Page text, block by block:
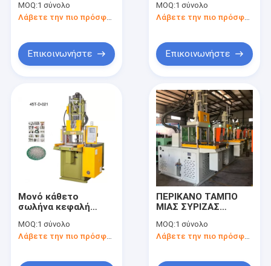
Τυποποίησης
Ενέσιμης
MOQ:1 σύνολο
Λάβετε την πιο πρόσφατη τιμή
Επικοινωνήστε
MOQ:1 σύνολο
Επικοινωνήστε
Μονό κάθετο
σωλήνα κεφαλή
έγχυσης πλήρης
αυτόματη μηχανή
MOQ:1 σύνολο
Λάβετε την πιο πρόσφατη τιμή
ΠΕΡΙΚΑΝΟ ΤΑΜΠΟ
ΜΙΑΣ ΣΥΡΙΖΑΣ
αέρα Μηχανή
Σχηματισμού
MOQ:1 σύνολο